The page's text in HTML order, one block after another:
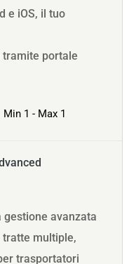
e iOS, il tuo
tramite portale
Min 1 - Max 1
gestione avanzata
multiple,
trasportatori